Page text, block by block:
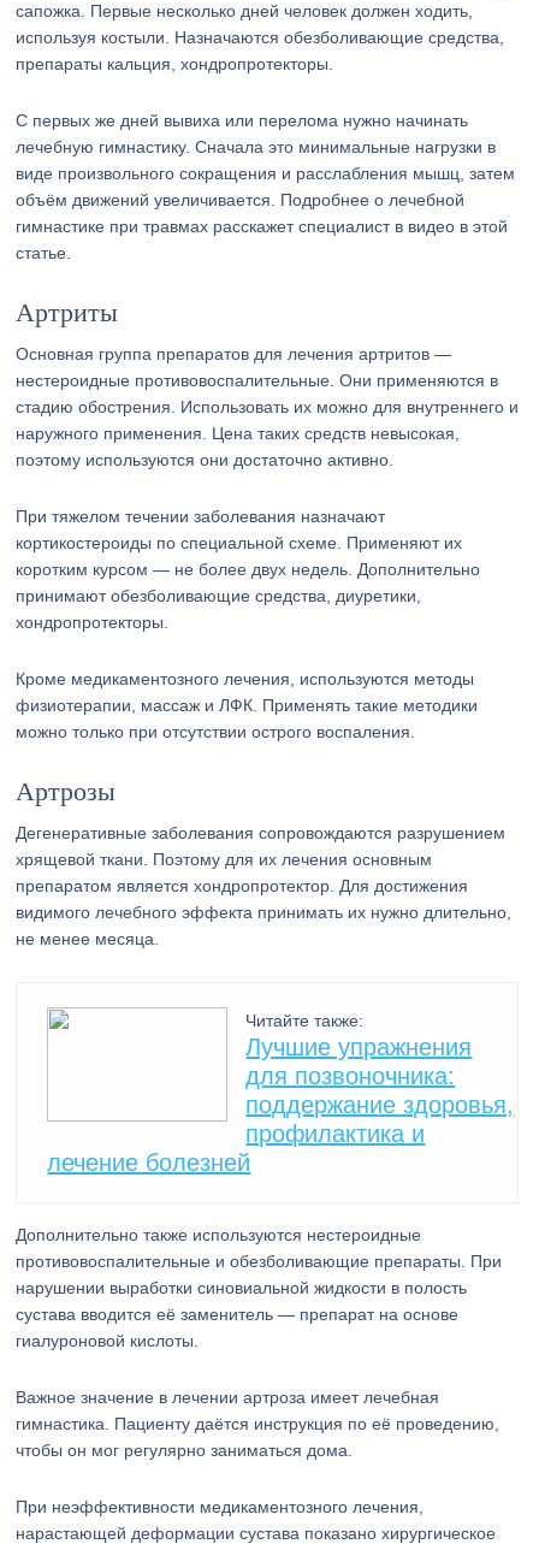
сапожка. Первые несколько дней человек должен ходить,
используя костыли. Назначаются обезболивающие средства,
препараты кальция, хондропротекторы.
С первых же дней вывиха или перелома нужно начинать
лечебную гимнастику. Сначала это минимальные нагрузки в
виде произвольного сокращения и расслабления мышц, затем
объём движений увеличивается. Подробнее о лечебной
гимнастике при травмах расскажет специалист в видео в этой
статье.
Артриты
Основная группа препаратов для лечения артритов —
нестероидные противовоспалительные. Они применяются в
стадию обострения. Использовать их можно для внутреннего и
наружного применения. Цена таких средств невысокая,
поэтому используются они достаточно активно.
При тяжелом течении заболевания назначают
кортикостероиды по специальной схеме. Применяют их
коротким курсом — не более двух недель. Дополнительно
принимают обезболивающие средства, диуретики,
хондропротекторы.
Кроме медикаментозного лечения, используются методы
физиотерапии, массаж и ЛФК. Применять такие методики
можно только при отсутствии острого воспаления.
Артрозы
Дегенеративные заболевания сопровождаются разрушением
хрящевой ткани. Поэтому для их лечения основным
препаратом является хондропротектор. Для достижения
видимого лечебного эффекта принимать их нужно длительно,
не менее месяца.
Читайте также:
Лучшие упражнения
для позвоночника:
поддержание здоровья,
профилактика и
лечение болезней
Дополнительно также используются нестероидные
противовоспалительные и обезболивающие препараты. При
нарушении выработки синовиальной жидкости в полость
сустава вводится её заменитель — препарат на основе
гиалуроновой кислоты.
Важное значение в лечении артроза имеет лечебная
гимнастика. Пациенту даётся инструкция по её проведению,
чтобы он мог регулярно заниматься дома.
При неэффективности медикаментозного лечения,
нарастающей деформации сустава показано хирургическое